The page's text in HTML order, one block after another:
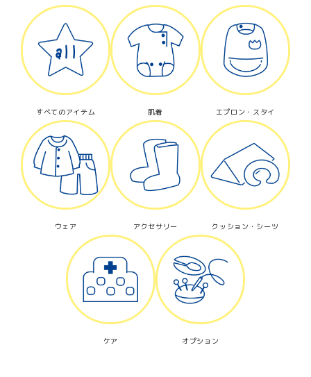
すべてのアイテム 肌着 エプロン・スタイ
ウェア アクセサリー クッション・シーツ
ケア オプション